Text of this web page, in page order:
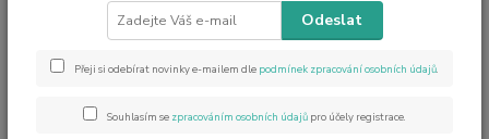
Provázkový náramek s
ametystovým donutem, kamínky
a lotosovým květem z chirurgické
Odeslat
Přeji si odebírat novinky e-mailem dle podmínek zpracování osobních údajů.
Souhlasím se zpracováním osobních údajů pro účely registrace.